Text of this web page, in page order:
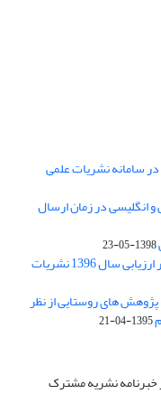
سامانه نشریات علمی
انگلیسی در زمان ارسال
1398-05-23
کسب رتبه A فصلنامه پژوهش های روستایی در ارزیابی سال 1396 نشریات
های روستایی از نظر
1395-04-21
خبرنامه نشریه مشترک